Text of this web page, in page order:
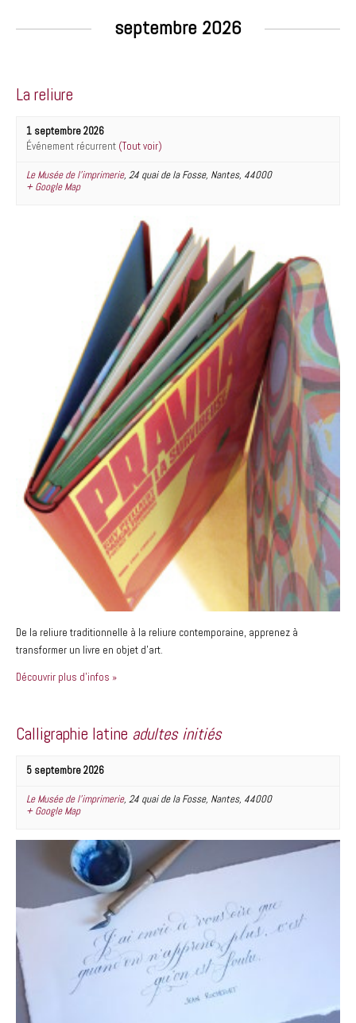
septembre 2026
La reliure
1 septembre 2026
Événement récurrent (Tout voir)
Le Musée de l’imprimerie, 24 quai de la Fosse, Nantes, 44000
+ Google Map
De la reliure traditionnelle à la reliure contemporaine, apprenez à
transformer un livre en objet d’art.
Découvrir plus d'infos »
Calligraphie latine adultes initiés
5 septembre 2026
Le Musée de l’imprimerie, 24 quai de la Fosse, Nantes, 44000
+ Google Map